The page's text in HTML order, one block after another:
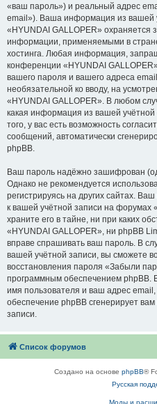
«ваш пароль») и реальный адрес
email»). Ваша информация из вашей
«HYUNDAI GALLOPER» охраняется
информации, применяемыми в
хостинга. Любая информация,
конференции «HYUNDAI
вашего пароля и вашего адреса
необязательной ко вводу, на
«HYUNDAI GALLOPER». В любом
какая информация из вашей
того, у вас есть возможность
сообщений, автоматически
phpBB.
Ваш пароль надёжно зашифрован
Однако не рекомендуется
регистрируясь на других сайтах.
к вашей учётной записи на форумах
храните его в тайне, ни при каких
«HYUNDAI GALLOPER», ни phpBB
вправе спрашивать ваш пароль. В
вашей учётной записи, вы сможете
восстановления пароля «Забыли
программным обеспечением phpBB.
имя пользователя и ваш адрес
обеспечение phpBB сгенерирует
записи.
Список форумов
Создано на основе phpBB®
Русская
Моды и